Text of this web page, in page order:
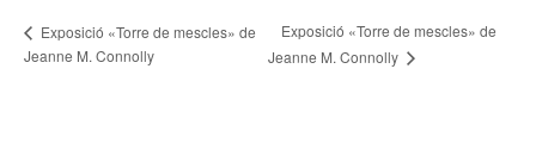
Exposició «Torre de mescles» de
Jeanne M. Connolly
Exposició «Torre de mescles» de
Jeanne M. Connolly